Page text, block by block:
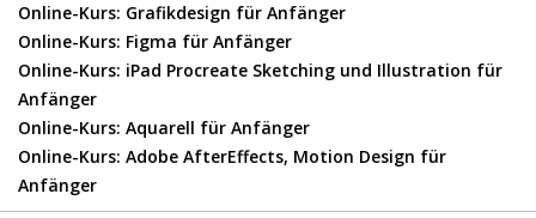
Online-Kurs: Grafikdesign für Anfänger
Online-Kurs: Figma für Anfänger
Online-Kurs: iPad Procreate Sketching und Illustration für
Anfänger
Online-Kurs: Aquarell für Anfänger
Online-Kurs: Adobe AfterEffects, Motion Design für
Anfänger